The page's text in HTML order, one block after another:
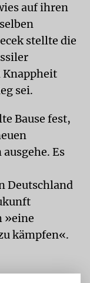
auf ihren
stellte die
Knappheit
sei.
Bause fest,
Es
Deutschland
»eine
kämpfen«.